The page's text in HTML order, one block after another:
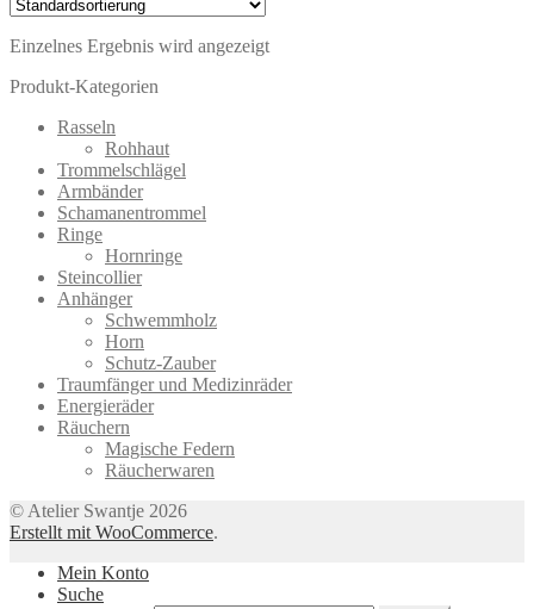
Einzelnes Ergebnis wird angezeigt
Produkt-Kategorien
Rasseln
Rohhaut
Trommelschlägel
Armbänder
Schamanentrommel
Ringe
Hornringe
Steincollier
Anhänger
Schwemmholz
Horn
Schutz-Zauber
Traumfänger und Medizinräder
Energieräder
Räuchern
Magische Federn
Räucherwaren
© Atelier Swantje 2026
Erstellt mit WooCommerce.
Mein Konto
Suche